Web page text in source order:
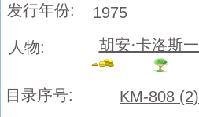
发行年份:
1975
人物:
胡安·卡洛斯
目录序号: KM-808 (2)